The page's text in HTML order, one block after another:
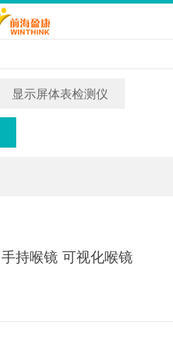
显示屏体表检测仪
手持喉镜 可视化喉镜